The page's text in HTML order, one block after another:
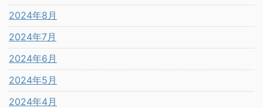
2024年8月
2024年7月
2024年6月
2024年5月
2024年4月